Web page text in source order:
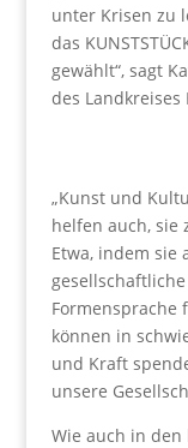
unter Krisen zu
das
gewählt“, sagt
des Landkreises
„Kunst und
helfen auch, sie
Etwa, indem sie
Formensprache
können in
und Kraft
unsere
Wie auch in